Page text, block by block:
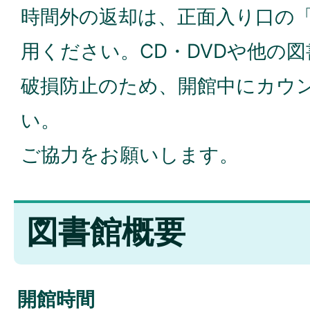
時間外の返却は、正面入り口の
用ください。CD・DVDや他の
破損防止のため、開館中にカウ
い。
ご協力をお願いします。
図書館概要
開館時間